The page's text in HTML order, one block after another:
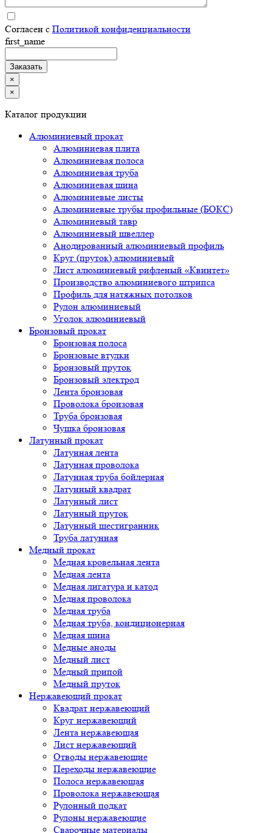
Согласен с Политикой конфиденциальности
first_name
×
×
Каталог продукции
Алюминиевый прокат
Алюминиевая плита
Алюминиевая полоса
Алюминиевая труба
Алюминиевая шина
Алюминиевые листы
Алюминиевые трубы профильные (БОКС)
Алюминиевый тавр
Алюминиевый швеллер
Анодированный алюминиевый профиль
Круг (пруток) алюминиевый
Лист алюминиевый рифленый «Квинтет»
Производство алюминиевого штрипса
Профиль для натяжных потолков
Рулон алюминиевый
Уголок алюминиевый
Бронзовый прокат
Бронзовая полоса
Бронзовые втулки
Бронзовый пруток
Бронзовый электрод
Лента бронзовая
Проволока бронзовая
Труба бронзовая
Чушка бронзовая
Латунный прокат
Латунная лента
Латунная проволока
Латунная труба бойлерная
Латунный квадрат
Латунный лист
Латунный пруток
Латунный шестигранник
Труба латунная
Медный прокат
Медная кровельная лента
Медная лента
Медная лигатура и катод
Медная проволока
Медная труба
Медная труба, кондиционерная
Медная шина
Медные аноды
Медный лист
Медный припой
Медный пруток
Нержавеющий прокат
Квадрат нержавеющий
Круг нержавеющий
Лента нержавеющая
Лист нержавеющий
Отводы нержавеющие
Переходы нержавеющие
Полоса нержавеющая
Проволока нержавеющая
Рулонный подкат
Рулоны нержавеющие
Сварочные материалы